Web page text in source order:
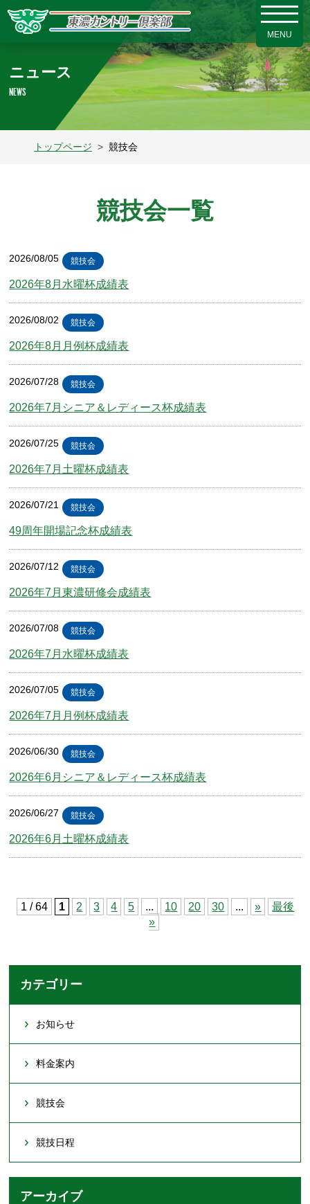
ニュース
NEWS
トップページ 競技会
競技会一覧
2026/08/05 競技会
2026年8月水曜杯成績表
2026/08/02 競技会
2026年8月月例杯成績表
2026/07/28 競技会
2026年7月シニア＆レディース杯成績表
2026/07/25 競技会
2026年7月土曜杯成績表
2026/07/21 競技会
49周年開場記念杯成績表
2026/07/12 競技会
2026年7月東濃研修会成績表
2026/07/08 競技会
2026年7月水曜杯成績表
2026/07/05 競技会
2026年7月月例杯成績表
2026/06/30 競技会
2026年6月シニア＆レディース杯成績表
2026/06/27 競技会
2026年6月土曜杯成績表
1 / 64 1 2 3 4 5 ... 10 20 30 ... »
最後
»
カテゴリー
お知らせ
料金案内
競技会
競技日程
アーカイブ